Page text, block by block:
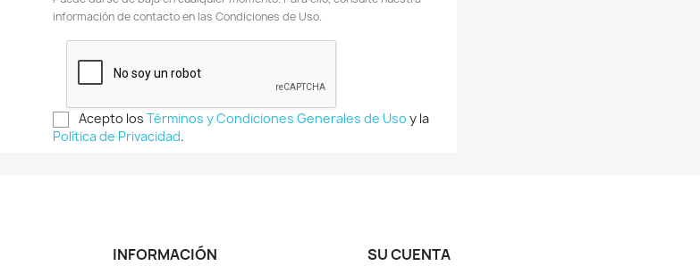
información de contacto en las Condiciones de Uso.
Acepto losTérminos y Condiciones Generales de Uso y la
Política de Privacidad.
INFORMACIÓN SU CUENTA